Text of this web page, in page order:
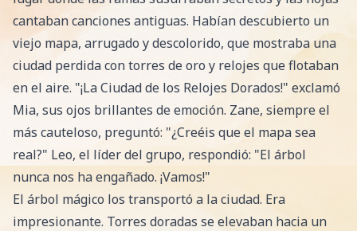
cantaban canciones antiguas. Habían descubierto un
viejo mapa, arrugado y descolorido, que mostraba una
ciudad perdida con torres de oro y relojes que flotaban
en el aire. "¡La Ciudad de los Relojes Dorados!" exclamó
Mia, sus ojos brillantes de emoción. Zane, siempre el
más cauteloso, preguntó: "¿Creéis que el mapa sea
real?" Leo, el líder del grupo, respondió: "El árbol
nunca nos ha engañado. ¡Vamos!"
El árbol mágico los transportó a la ciudad. Era
impresionante. Torres doradas se elevaban hacia un